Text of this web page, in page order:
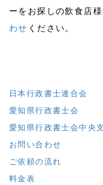
ーをお探しの飲食店
わせ ください。
日本行政書士連合会
愛知県行政書士会
愛知県行政書士会中央
お問い合わせ
ご依頼の流れ
料金表